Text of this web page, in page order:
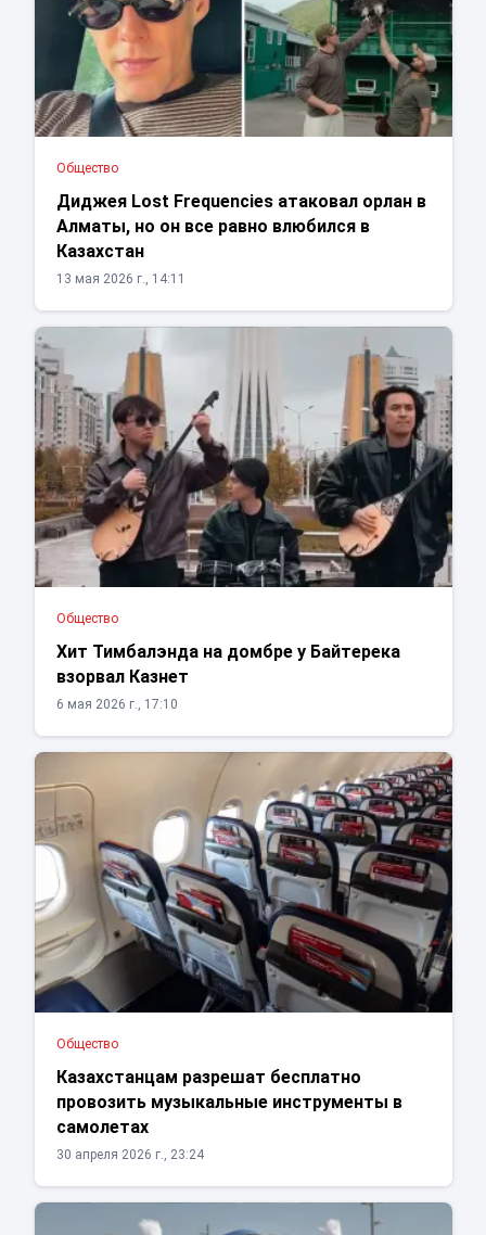
Общество
Диджея Lost Frequencies атаковал орлан в
Алматы, но он все равно влюбился в
Казахстан
13 мая 2026 г., 14:11
Общество
Хит Тимбалэнда на домбре у Байтерека
взорвал Казнет
6 мая 2026 г., 17:10
Общество
Казахстанцам разрешат бесплатно
провозить музыкальные инструменты в
самолетах
30 апреля 2026 г., 23:24